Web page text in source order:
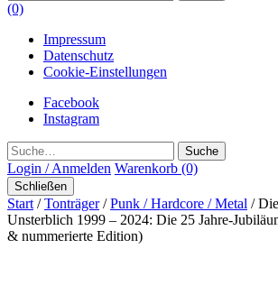
(0)
Impressum
Datenschutz
Cookie-Einstellungen
Facebook
Instagram
Suche
Login / Anmelden Warenkorb (0)
Schließen
Start /Tonträger/Punk / Hardcore / Metal /
Unsterblich 1999 – 2024: Die 25 Jahre-
& nummerierte Edition)